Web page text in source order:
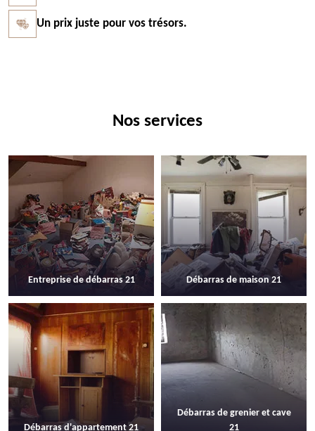
Un prix juste pour vos trésors.
Nos services
Entreprise de débarras 21 Débarras de maison 21
Débarras d'appartement 21
Débarras de grenier et cave
21